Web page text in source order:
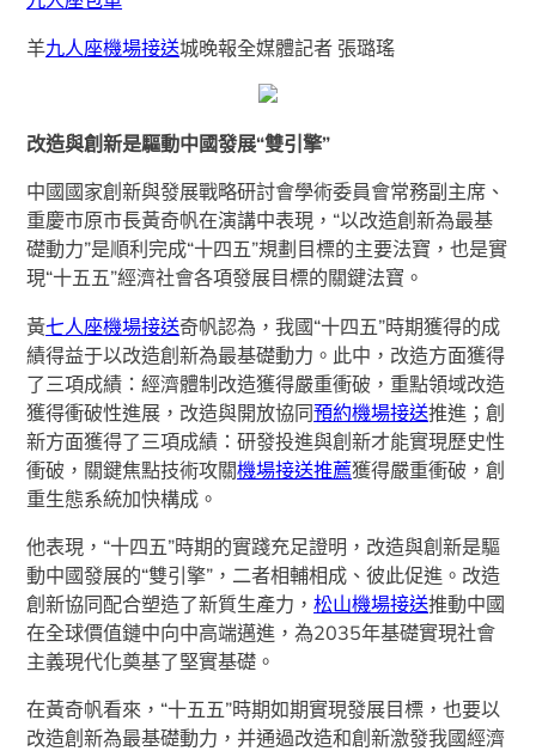
羊九人座機場接送城晚報全媒體記者 張璐瑤
改造與創新是驅動中國發展“雙引擎”
中國國家創新與發展戰略研討會學術委員會常務副主席、
重慶市原市長黃奇帆在演講中表現，“以改造創新為最基
礎動力”是順利完成“十四五”規劃目標的主要法寶，也是實
現“十五五”經濟社會各項發展目標的關鍵法寶。
黃七人座機場接送奇帆認為，我國“十四五”時期獲得的成
績得益于以改造創新為最基礎動力。此中，改造方面獲得
了三項成績：經濟體制改造獲得嚴重衝破，重點領域改造
獲得衝破性進展，改造與開放協同預約機場接送推進；創
新方面獲得了三項成績：研發投進與創新才能實現歷史性
衝破，關鍵焦點技術攻關機場接送推薦獲得嚴重衝破，創
重生態系統加快構成。
他表現，“十四五”時期的實踐充足證明，改造與創新是驅
動中國發展的“雙引擎”，二者相輔相成、彼此促進。改造
創新協同配合塑造了新質生產力，松山機場接送推動中國
在全球價值鏈中向中高端邁進，為2035年基礎實現社會
主義現代化奠基了堅實基礎。
在黃奇帆看來，“十五五”時期如期實現發展目標，也要以
改造創新為最基礎動力，并通過改造和創新激發我國經濟